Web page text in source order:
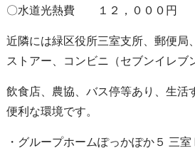
〇水道光熱費 １２，０００円
近隣には緑区役所三室支所、郵便局
ストアー、コンビニ（セブンイレブ
飲食店、農協、バス停等あり、生活
便利な環境です。
・グループホームぽっかぽか５ 三室